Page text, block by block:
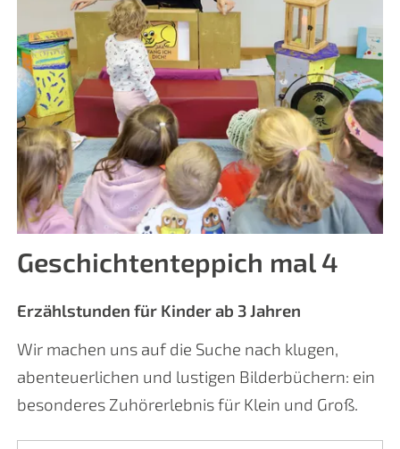
Geschichtenteppich mal 4
Erzählstunden für Kinder ab 3 Jahren
Wir machen uns auf die Suche nach klugen,
abenteuerlichen und lustigen Bilderbüchern: ein
besonderes Zuhörerlebnis für Klein und Groß.